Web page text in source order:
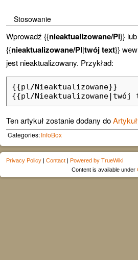
Stosowanie
Wprowadź {{nieaktualizowane/Pl}} lub
{{nieaktualizowane/Pl|twój text}}
jest nieaktualizowany. Przykład:
{{pl/Nieaktualizowane}}
Ten artykuł zostanie dodany do
Categories:InfoBox
Privacy Policy | Contact | Powered by TrueWiki
Content is available under